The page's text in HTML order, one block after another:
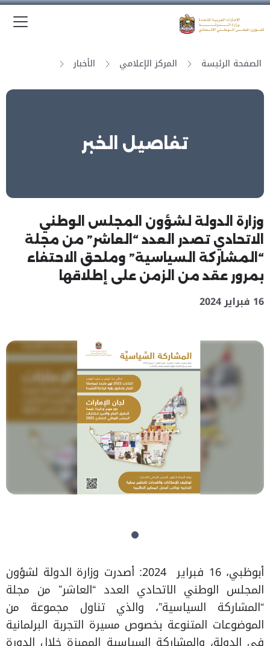
الصفحة الرئيسة المركز الإعلامي الأخبار
تفاصيل الخبر
وزارة الدولة لشؤون المجلس الوطني
الاتحادي تصدر العدد “العاشر” من مجلة
“المشاركة السياسية” وملحق الاحتفاء
بمرور عقد من الزمن على إطلاقها
16 فبراير 2024
أبوظبي، 16 فبراير 2024: أصدرت وزارة الدولة لشؤون
المجلس الوطني الاتحادي العدد “العاشر” من مجلة
“المشاركة السياسية”، والذي تناول مجموعة من
الموضوعات المتنوعة بخصوص مسيرة التجربة البرلمانية